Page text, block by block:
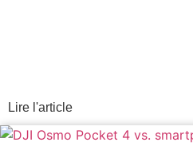
Lire l'article